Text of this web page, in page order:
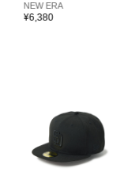
NEW ERA
¥6,380